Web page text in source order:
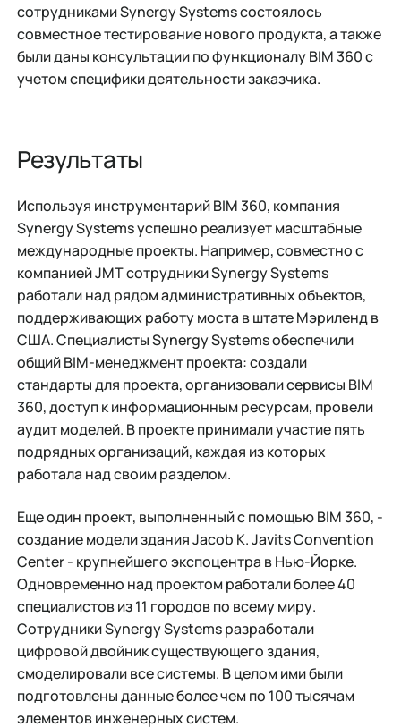
сотрудниками Synergy Systems состоялось
совместное тестирование нового продукта, а также
были даны консультации по функционалу BIM 360 с
учетом специфики деятельности заказчика.
Результаты
Используя инструментарий BIM 360, компания
Synergy Systems успешно реализует масштабные
международные проекты. Например, совместно с
компанией JMT сотрудники Synergy Systems
работали над рядом административных объектов,
поддерживающих работу моста в штате Мэриленд в
США. Специалисты Synergy Systems обеспечили
общий BIM-менеджмент проекта: создали
стандарты для проекта, организовали сервисы BIM
360, доступ к информационным ресурсам, провели
аудит моделей. В проекте принимали участие пять
подрядных организаций, каждая из которых
работала над своим разделом.
Еще один проект, выполненный с помощью BIM 360, -
создание модели здания Jacob K. Javits Convention
Center - крупнейшего экспоцентра в Нью-Йорке.
Одновременно над проектом работали более 40
специалистов из 11 городов по всему миру.
Сотрудники Synergy Systems разработали
цифровой двойник существующего здания,
смоделировали все системы. В целом ими были
подготовлены данные более чем по 100 тысячам
элементов инженерных систем.